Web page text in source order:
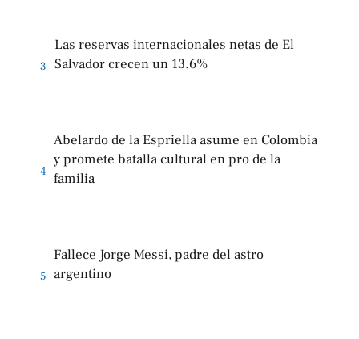
3
Las reservas internacionales netas de El
Salvador crecen un 13.6%
4
Abelardo de la Espriella asume en Colombia
y promete batalla cultural en pro de la
familia
5
Fallece Jorge Messi, padre del astro
argentino